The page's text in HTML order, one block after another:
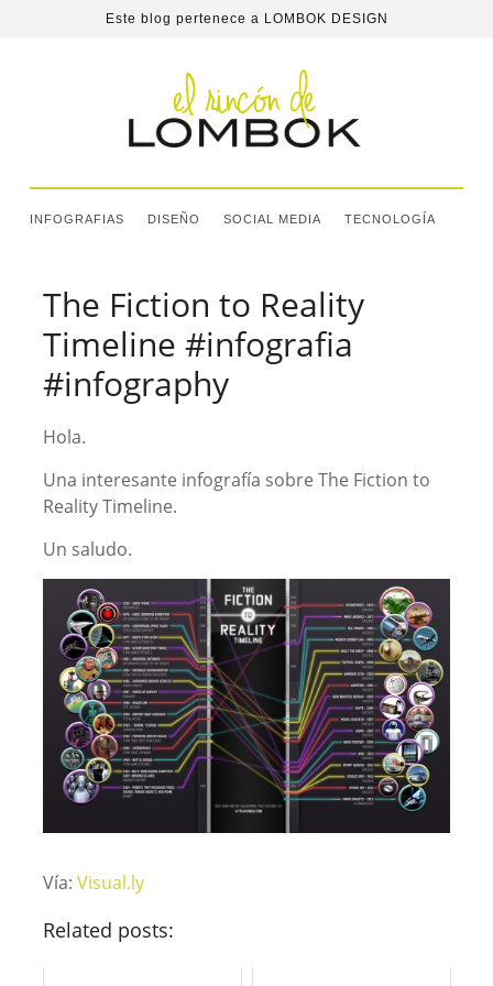
Este blog pertenece a LOMBOK DESIGN
INFOGRAFIAS DISEÑO SOCIAL MEDIA TECNOLOGÍA
The Fiction to Reality
Timeline #infografia
#infography
Hola.
Una interesante infografía sobre The Fiction to
Reality Timeline.
Un saludo.
Vía: Visual.ly
Related posts: